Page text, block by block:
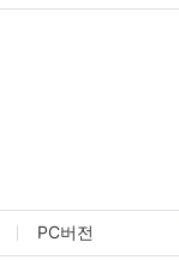
PC버전